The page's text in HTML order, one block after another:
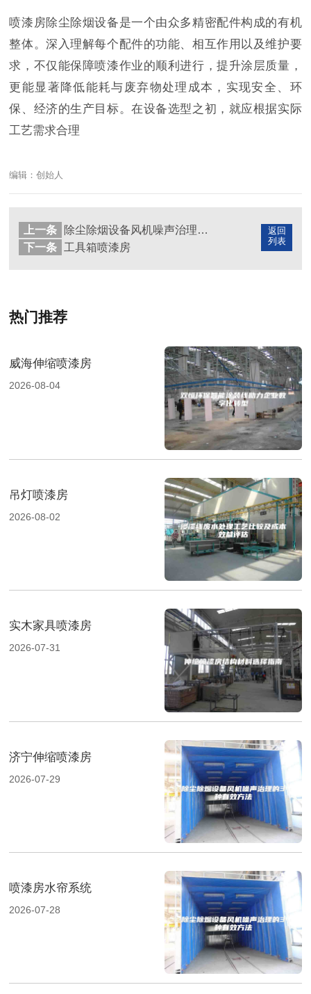
喷漆房除尘除烟设备是一个由众多精密配件构成的有机
整体。深入理解每个配件的功能、相互作用以及维护要
求，不仅能保障喷漆作业的顺利进行，提升涂层质量，
更能显著降低能耗与废弃物处理成本，实现安全、环
保、经济的生产目标。在设备选型之初，就应根据实际
工艺需求合理
编辑：创始人
返回
列表
上一条
除尘除烟设备风机噪声治理的3种有效方法
下一条
工具箱喷漆房
热门推荐
威海伸缩喷漆房
2026-08-04
吊灯喷漆房
2026-08-02
实木家具喷漆房
2026-07-31
济宁伸缩喷漆房
2026-07-29
喷漆房水帘系统
2026-07-28